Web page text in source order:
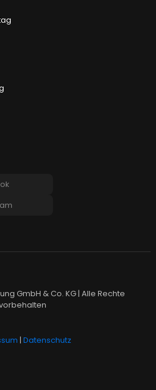
GmbH & Co. KG | Alle Rechte
| Datenschutz